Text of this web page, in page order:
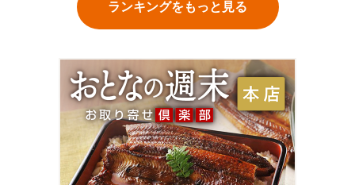
ランキングをもっと見る